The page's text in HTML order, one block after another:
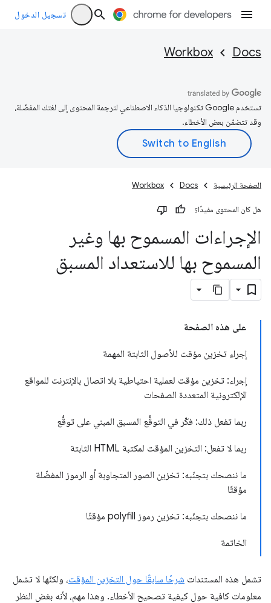
تسجيل الدخول
Docs
Workbox
تستخدم Google تكنولوجيا الذكاء الاصطناعي لترجمة المحتوى إلى لغتك المفضّلة،
وقد تتضمّن بعض الأخطاء.
الصفحة الرئيسية Docs
Workbox
هل كان المحتوى مفيدًا؟
الإجراءات المسموح بها وغير
المسموح بها للاستعداد المسبق
على هذه الصفحة
إجراء تخزين مؤقت للأصول الثابتة المهمة
إجراء: تخزين مؤقت لعملية احتياطية بلا اتصال بالإنترنت للمواقع
الإلكترونية المتعددة الصفحات
ربما تفعل ذلك: فكّر في التوقُّع المسبق المبني على توقُّع
ربما لا تفعل: التخزين المؤقت لمكتبة HTML الثابتة
ما ننصحك بتجنّبه: تخزين الصور المتجاوبة أو الرموز المفضّلة
مؤقتًا
ما ننصحك بتجنّبه: تخزين رموز polyfill مؤقتًا
الخاتمة
تشمل هذه المستندات شرحًا سابقًا حول التخزين المؤقت، ولكنّها لا تشمل
معلومات كافية حول كيفية تصحيح الأخطاء. وهذا مهم، لأنه بغض النظر